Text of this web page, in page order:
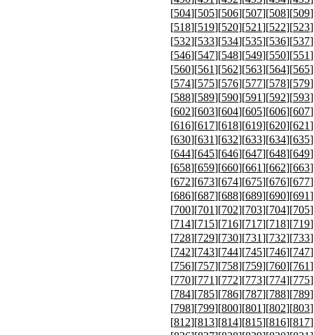
[504][505][506][507][508][509
[518][519][520][521][522][523
[532][533][534][535][536][537
[546][547][548][549][550][551
[560][561][562][563][564][565
[574][575][576][577][578][579
[588][589][590][591][592][593
[602][603][604][605][606][607
[616][617][618][619][620][621
[630][631][632][633][634][635
[644][645][646][647][648][649
[658][659][660][661][662][663
[672][673][674][675][676][677
[686][687][688][689][690][691
[700][701][702][703][704][705
[714][715][716][717][718][719
[728][729][730][731][732][733
[742][743][744][745][746][747
[756][757][758][759][760][761
[770][771][772][773][774][775
[784][785][786][787][788][789
[798][799][800][801][802][803
[812][813][814][815][816][817